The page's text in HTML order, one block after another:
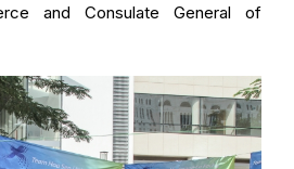
and Consulate General of